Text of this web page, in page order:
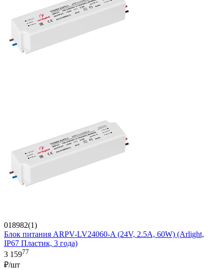
018982(1)
Блок питания ARPV-LV24060-A (24V, 2.5A, 60W) (Arlight,
IP67 Пластик, 3 года)
3 15977
₽/шт